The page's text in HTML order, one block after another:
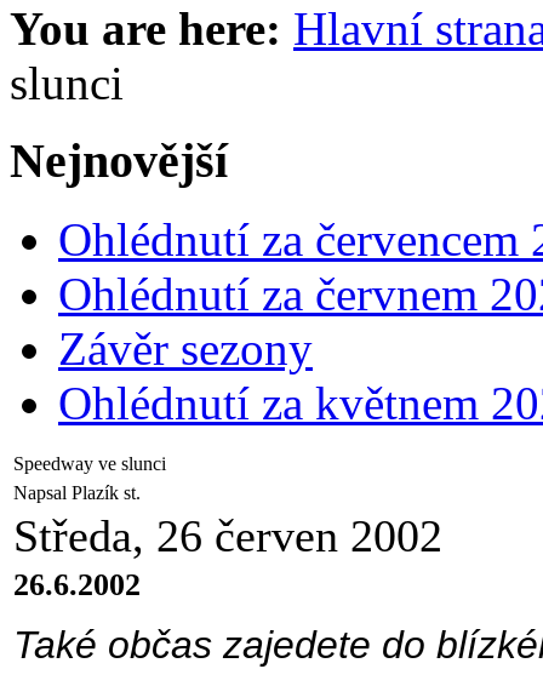
You are here: Hlavní
slunci
Nejnovější
Ohlédnutí za červencem
Ohlédnutí za červnem
Závěr sezony
Ohlédnutí za květnem
Speedway ve slunci
Napsal Plazík st.
Středa, 26 červen 2002
26.6.2002
Také občas zajedete do